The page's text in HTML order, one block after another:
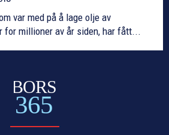
var med på å lage olje av
for millioner av år siden, har fått...
BORS
365